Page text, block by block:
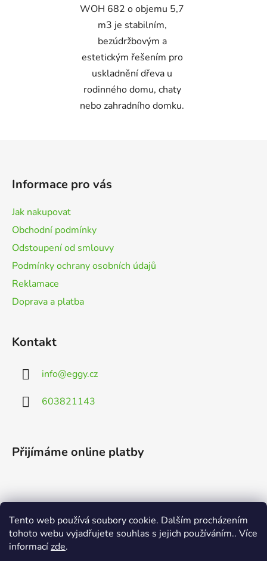
Tento web používá soubory cookie. Dalším procházením
tohoto webu vyjadřujete souhlas s jejich používáním.. Více
informacízde.
WOH 682 o objemu 5,7
m3 je stabilním,
bezúdržbovým a
estetickým řešením pro
uskladnění dřeva u
rodinného domu, chaty
nebo zahradního domku.
Informace pro vás
Jak nakupovat
Obchodní podmínky
Odstoupení od smlouvy
Podmínky ochrany osobních údajů
Reklamace
Doprava a platba
Kontakt
info@eggy.cz
603821143
Přijímáme online platby
Vyhledávání